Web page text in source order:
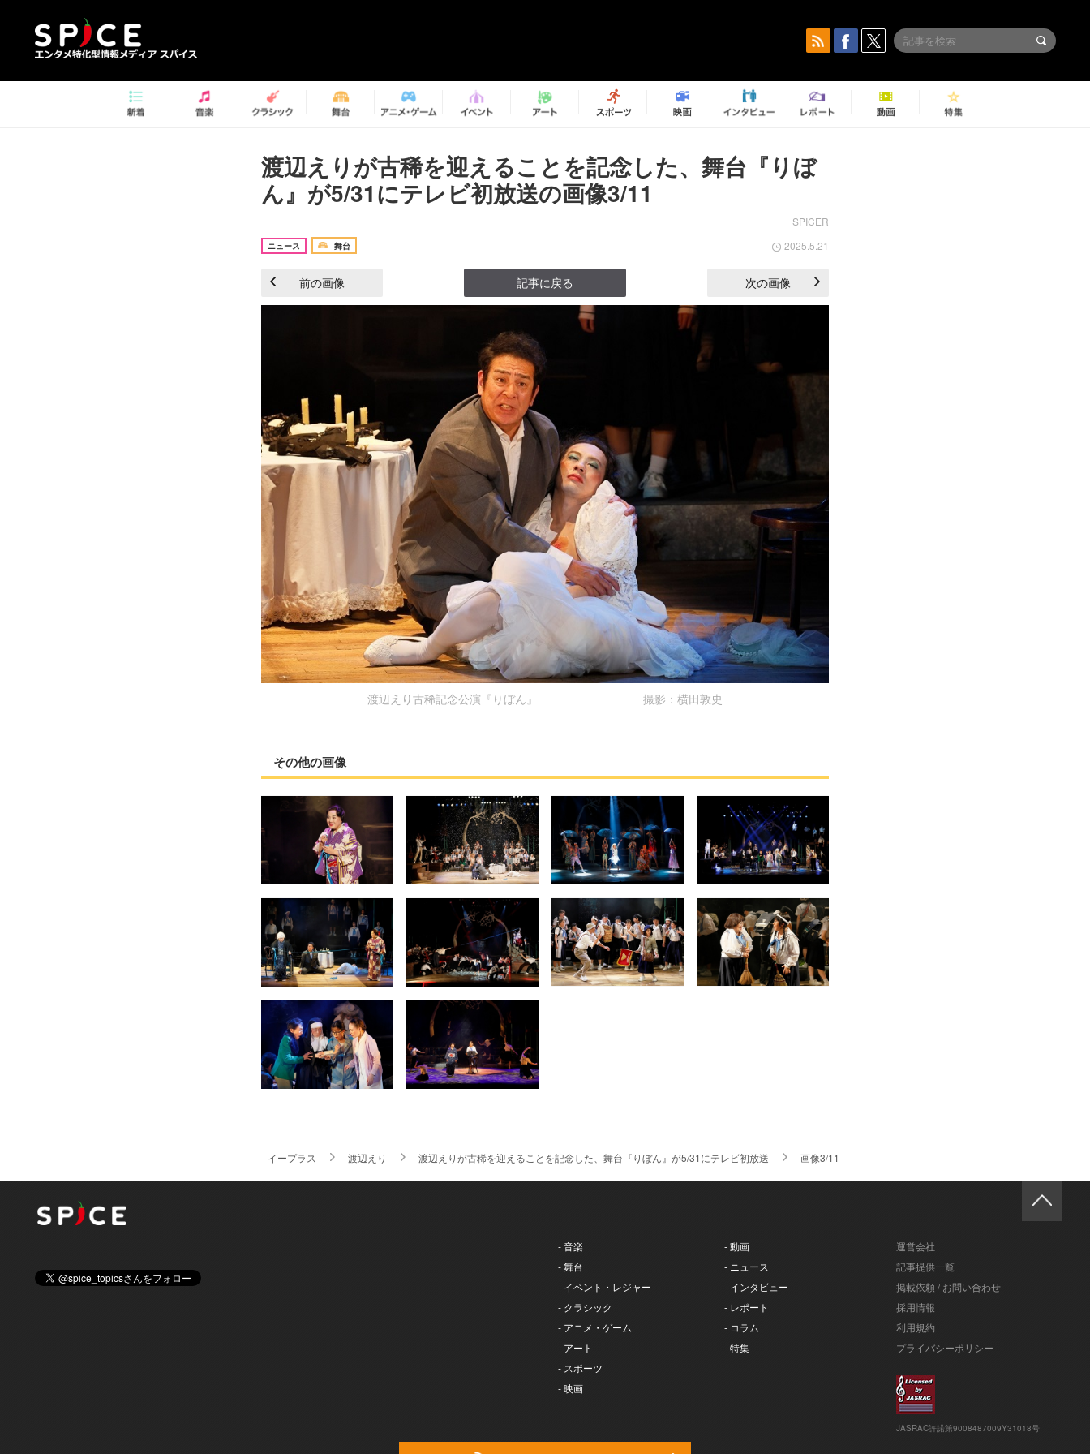
渡辺えりが古稀を迎えることを記念した、舞台『りぼ
ん』が5/31にテレビ初放送の画像3/11
SPICER
ニュース 舞台 2025.5.21
前の画像 記事に戻る 次の画像
渡辺えり古稀記念公演『りぼん』 撮影：横田敦史
その他の画像
イープラス 渡辺えり 渡辺えりが古稀を迎えることを記念した、舞台『りぼん』が5/31にテレビ初放送 画像3/11
- 音楽
- 舞台
- イベント・レジャー
- クラシック
- アニメ・ゲーム
- アート
- スポーツ
- 映画
- 動画
- ニュース
- インタビュー
- レポート
- コラム
- 特集
運営会社
記事提供一覧
掲載依頼 / お問い合わせ
採用情報
利用規約
プライバシーポリシー
JASRAC許諾第9008487009Y31018号